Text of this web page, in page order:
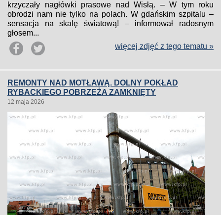
krzyczały nagłówki prasowe nad Wisłą. – W tym roku
obrodzi nam nie tylko na polach. W gdańskim szpitalu –
sensacja na skalę światową! – informował radosnym
głosem...
więcej zdjęć z tego tematu »
REMONTY NAD MOTŁAWĄ. DOLNY POKŁAD
RYBACKIEGO POBRZEŻA ZAMKNIĘTY
12 maja 2026